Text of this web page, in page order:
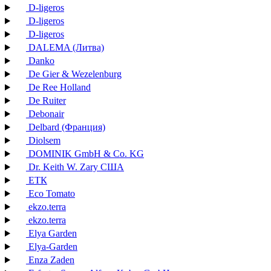
D-ligeros
D-ligeros
D-ligeros
DALEMA (Литва)
Danko
De Gier & Wezelenburg
De Ree Holland
De Ruiter
Debonair
Delbard (Франция)
Diolsem
DOMINIK GmbH & Co. KG
Dr. Keith W. Zary США
EТК
Eco Tomato
ekzo.terra
ekzo.terra
Elya Garden
Elya-Garden
Enza Zaden